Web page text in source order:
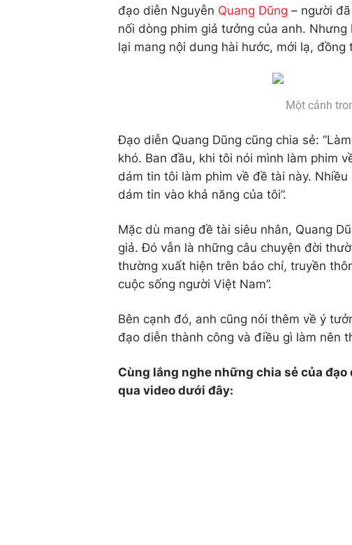
đạo diễn Nguyễn Quang Dũng – người
nối dòng phim giả tưởng của anh.
lại mang nội dung hài hước, mới lạ,
Một cảnh
Đạo diễn Quang Dũng cũng chia sẻ:
khó. Ban đầu, khi tôi nói mình làm phim
dám tin tôi làm phim về đề tài này.
dám tin vào khả năng của tôi”.
Mặc dù mang đề tài siêu nhân, Quang
giả. Đó vẫn là những câu chuyện đời
thường xuất hiện trên báo chí, truyền
cuộc sống người Việt Nam”.
Bên cạnh đó, anh cũng nói thêm về ý
đạo diễn thành công và điều gì làm nên
Cùng lắng nghe những chia sẻ của
qua video dưới đây: